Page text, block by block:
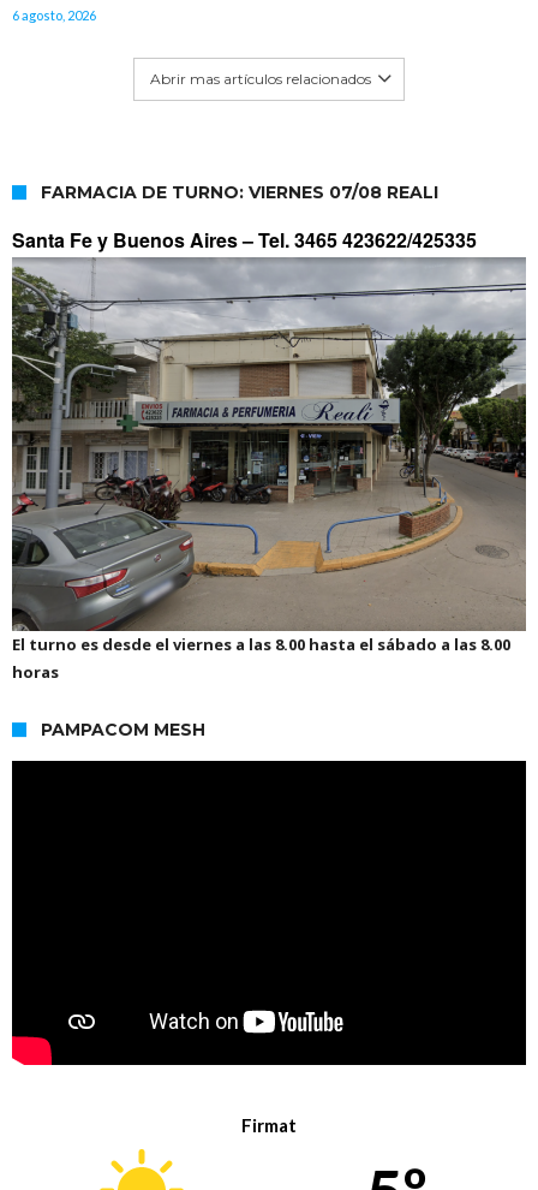
6 agosto, 2026
Abrir mas artículos relacionados
FARMACIA DE TURNO: VIERNES 07/08 REALI
Santa Fe y Buenos Aires –Tel. 3465 423622/425335
El turno es desde el viernes a las 8.00 hasta el sábado a las 8.00
horas
PAMPACOM MESH
Firmat